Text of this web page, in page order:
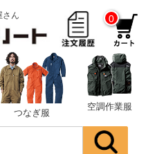
さん 0
つなぎ服
空調作業服